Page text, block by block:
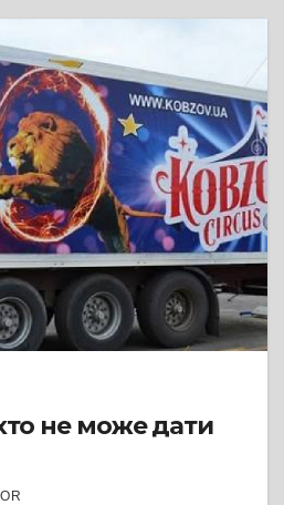
не може дати